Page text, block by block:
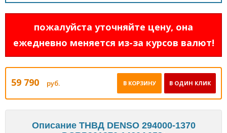
пожалуйста уточняйте цену, она
ежедневно меняется из-за курсов валют!
59 790 руб. В ОДИН КЛИК
В КОРЗИНУ
Описание ТНВД DENSO 294000-1370